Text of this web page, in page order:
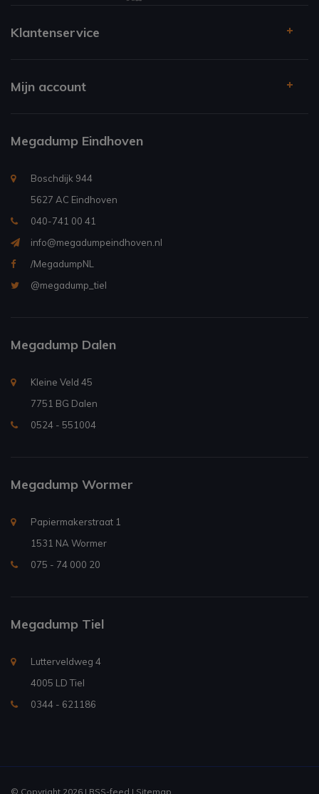
Klantenservice
Mijn account
Megadump Eindhoven
Boschdijk 944
5627 AC Eindhoven
040-741 00 41
info@megadumpeindhoven.nl
/MegadumpNL
@megadump_tiel
Megadump Dalen
Kleine Veld 45
7751 BG Dalen
0524 - 551004
Megadump Wormer
Papiermakerstraat 1
1531 NA Wormer
075 - 74 000 20
Megadump Tiel
Lutterveldweg 4
4005 LD Tiel
0344 - 621186
© Copyright 2026 | RSS-feed | Sitemap